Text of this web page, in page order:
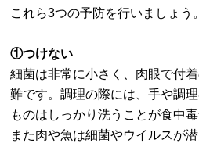
これら3つの予防を行いましょう。
①つけない
細菌は非常に小さく、肉眼で付
難です。調理の際には、手や調
ものはしっかり洗うことが食中
また肉や魚は細菌やウイルスが